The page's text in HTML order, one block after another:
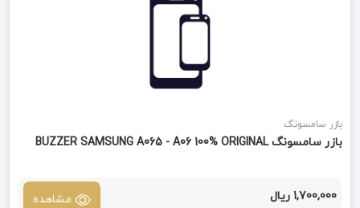
بازر سامسونگ
بازر سامسونگ BUZZER SAMSUNG A065 - A06 100% ORIGINAL
1,700,000 ریال مشاهده